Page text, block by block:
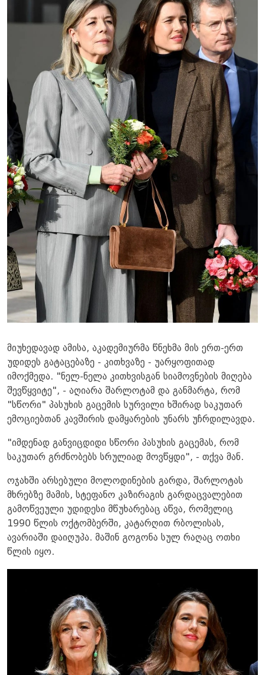
მიუხედავად ამისა, აკადემიურმა წნეხმა მის ერთ-ერთ
უდიდეს გატაცებაზე - კითხვაზე - უარყოფითად
იმოქმედა. "ნელ-ნელა კითხვისგან სიამოვნების მიღება
შევწყვიტე", - აღიარა შარლოტამ და განმარტა, რომ
"სწორი" პასუხის გაცემის სურვილი ხშირად საკუთარ
ემოციებთან კავშირის დამყარების უნარს უჩრდილავდა.
"იმდენად განვიცდიდი სწორი პასუხის გაცემას, რომ
საკუთარ გრძნობებს სრულიად მოვწყდი", - თქვა მან.
ოჯახში არსებული მოლოდინების გარდა, შარლოტას
მხრებზე მამის, სტეფანო კაზირაგის გარდაცვალებით
გამოწვეული უდიდესი მწუხარებაც აწვა, რომელიც
1990 წლის ოქტომბერში, კატარღით რბოლისას,
ავარიაში დაიღუპა. მაშინ გოგონა სულ რაღაც ოთხი
წლის იყო.